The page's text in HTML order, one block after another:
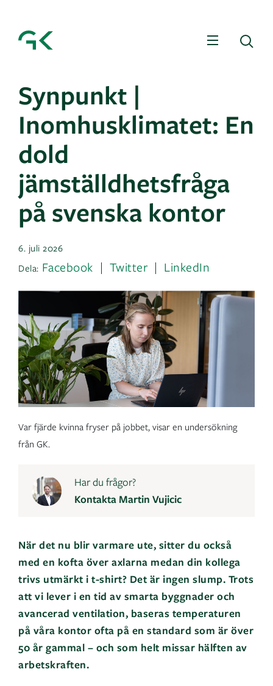
Meny
Synpunkt |
Inomhusklimatet: En
dold
jämställdhetsfråga
på svenska kontor
6. juli 2026
Dela: Facebook Twitter LinkedIn
Var fjärde kvinna fryser på jobbet, visar en undersökning
från GK.
Har du frågor?
Kontakta Martin Vujicic
När det nu blir varmare ute, sitter du också
med en kofta över axlarna medan din kollega
trivs utmärkt i t-shirt? Det är ingen slump. Trots
att vi lever i en tid av smarta byggnader och
avancerad ventilation, baseras temperaturen
på våra kontor ofta på en standard som är över
50 år gammal – och som helt missar hälften av
arbetskraften.